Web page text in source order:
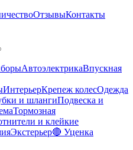
ОтзывыКонтакты
АвтоэлектрикаВпускная
ИнтерьерКрепеж колесОдежда
и шлангиПодвеска и
Тормозная
и клейкие
Экстерьер🔴 Уценка